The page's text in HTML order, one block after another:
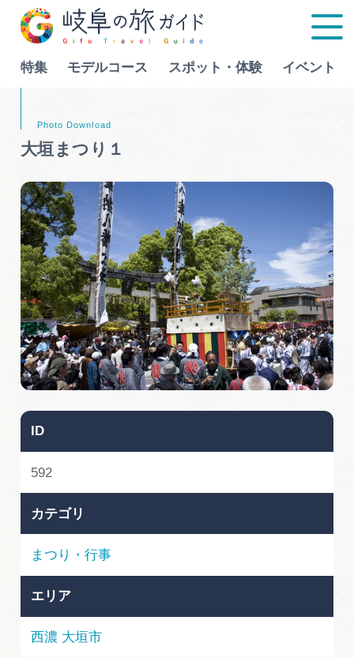
特集 モデルコース スポット・体験 イベント
特集
モデルコース
スポット・体験
イベント
グルメ
旅の予約
ぎふ旅レポーター記事
早わかり岐阜
買い物・お土産
体験予約サイト「ＶＩＳＩＴ岐阜県」
Language
行きたいリストを見る
大垣まつり１
ID
592
カテゴリ
まつり・行事
エリア
西濃 大垣市